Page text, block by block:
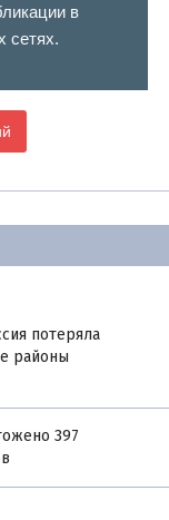
в
сетях.
потеряла
районы
397